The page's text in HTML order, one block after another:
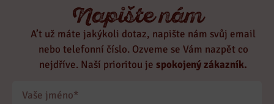
Napište nám
A’t už máte jakýkoli dotaz, napište nám svůj email
nebo telefonní číslo. Ozveme se Vám nazpět co
nejdříve. Naší prioritou je spokojený zákazník.